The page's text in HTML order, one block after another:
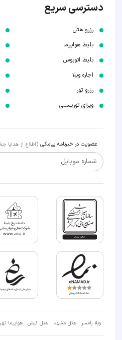
دسترسی سریع
رزرو هتل
بلیط هواپیما
بلیط اتوبوس
اجاره ویلا
رزرو تور
ویزای توریستی
عضویت در خبرنامه پیامکی (اطلاع از هدایا
شماره موبایل
ویلا رامسر هتل مشهد هتل کیش هواپیما